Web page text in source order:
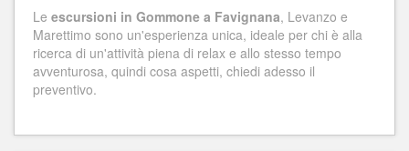
Le escursioni in Gommone a Favignana, Levanzo e
Marettimo sono un'esperienza unica, ideale per chi è alla
ricerca di un'attività piena di relax e allo stesso tempo
avventurosa, quindi cosa aspetti, chiedi adesso il
preventivo.